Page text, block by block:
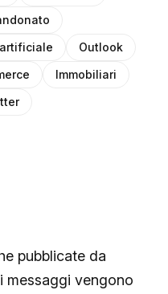
Outlook
Immobiliari
pubblicate da
messaggi vengono